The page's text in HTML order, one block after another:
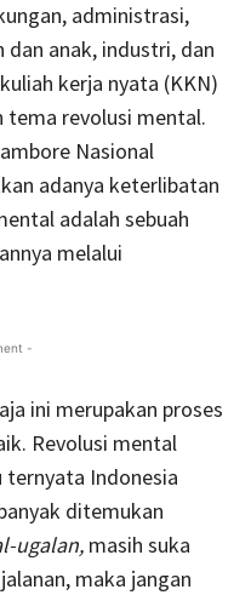
administrasi,
dan anak, industri, dan
kerja nyata (KKN)
tema revolusi mental.
Nasional
adanya keterlibatan
adalah sebuah
melalui
-
ini merupakan proses
Revolusi mental
ternyata Indonesia
ditemukan
ugalan, masih suka
maka jangan